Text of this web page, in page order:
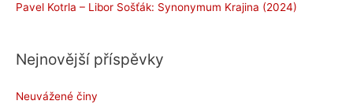
Pavel Kotrla – Libor Sošťák: Synonymum Krajina (2024)
Nejnovější příspěvky
Neuvážené činy